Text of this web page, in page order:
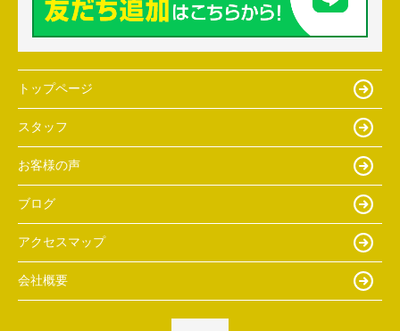
トップページ
スタッフ
お客様の声
ブログ
アクセスマップ
会社概要